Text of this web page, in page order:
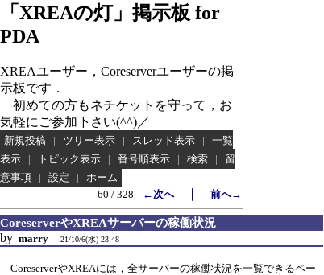
「XREAの灯」掲示板 for
PDA
XREAユーザー，Coreserverユーザーの掲
示板です．
初めての方もネチケットを守って，お
気軽にご参加下さい(^^)／
新規投稿 | ツリー表示 | スレッド表示 |
一覧
表示
| トピック表示 | 番号順表示 | 検索 |
留
意事項
| 設定 |
ホーム
60 / 328
←次へ｜ 前へ→
CoreserverやXREAサーバーの稼働状況
by marry 21/10/6(水) 23:48
CoreserverやXREAには，全サーバーの稼働状況を一覧できるペー